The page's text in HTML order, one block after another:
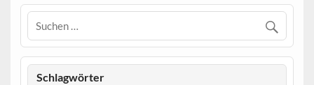
Schlagwörter